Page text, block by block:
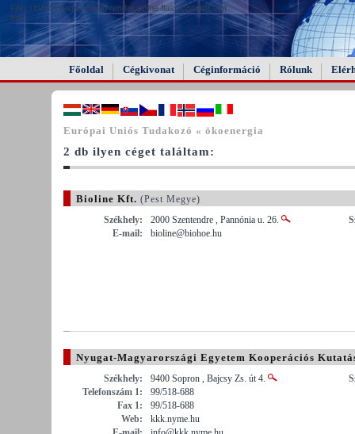
FAIL (the browser should render some flash content, not
this).
Főoldal Cégkivonat Céginformáció Rólunk
Európai Uniós Tudakozó « ökoenergia
2 db ilyen céget találtam:
Bioline Kft. (Pest Megye)
Székhely:
2000 Szentendre , Pannónia u. 26.
E-mail:
bioline@biohoe.hu
Nyugat-Magyarországi Egyetem Kooperációs
Székhely:
9400 Sopron , Bajcsy Zs. út 4.
Telefonszám 1:
99/518-688
Fax 1:
99/518-688
Web:
kkk.nyme.hu